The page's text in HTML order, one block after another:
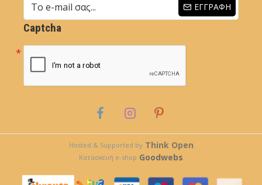
ΕΓΓΡΑΦΉ
Captcha
Hosted & Supported by Think Open
Κατασκευή e-shop Goodwebs